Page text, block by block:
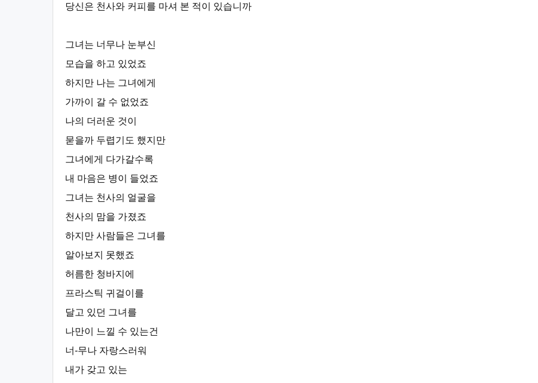
당신은 천사와 커피를 마셔 본 적이 있습니까
그녀는 너무나 눈부신
모습을 하고 있었죠
하지만 나는 그녀에게
가까이 갈 수 없었죠
나의 더러운 것이
묻을까 두렵기도 했지만
그녀에게 다가갈수록
내 마음은 병이 들었죠
그녀는 천사의 얼굴을
천사의 맘을 가졌죠
하지만 사람들은 그녀를
알아보지 못했죠
허름한 청바지에
프라스틱 귀걸이를
달고 있던 그녀를
나만이 느낄 수 있는건
너-무나 자랑스러워
내가 갖고 있는